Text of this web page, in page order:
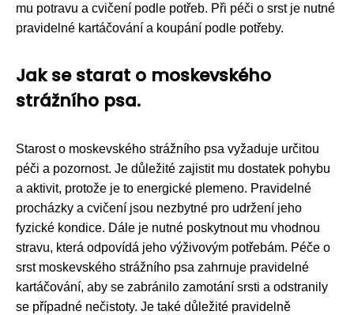
mu potravu a cvičení podle potřeb. Při péči o srst je nutné
pravidelné kartáčování a koupání podle potřeby.
Jak se starat o moskevského
strážního psa.
Starost o moskevského strážního psa vyžaduje určitou
péči a pozornost. Je důležité zajistit mu dostatek pohybu
a aktivit, protože je to energické plemeno. Pravidelné
procházky a cvičení jsou nezbytné pro udržení jeho
fyzické kondice. Dále je nutné poskytnout mu vhodnou
stravu, která odpovídá jeho výživovým potřebám. Péče o
srst moskevského strážního psa zahrnuje pravidelné
kartáčování, aby se zabránilo zamotání srsti a odstranily
se případné nečistoty. Je také důležité pravidelně